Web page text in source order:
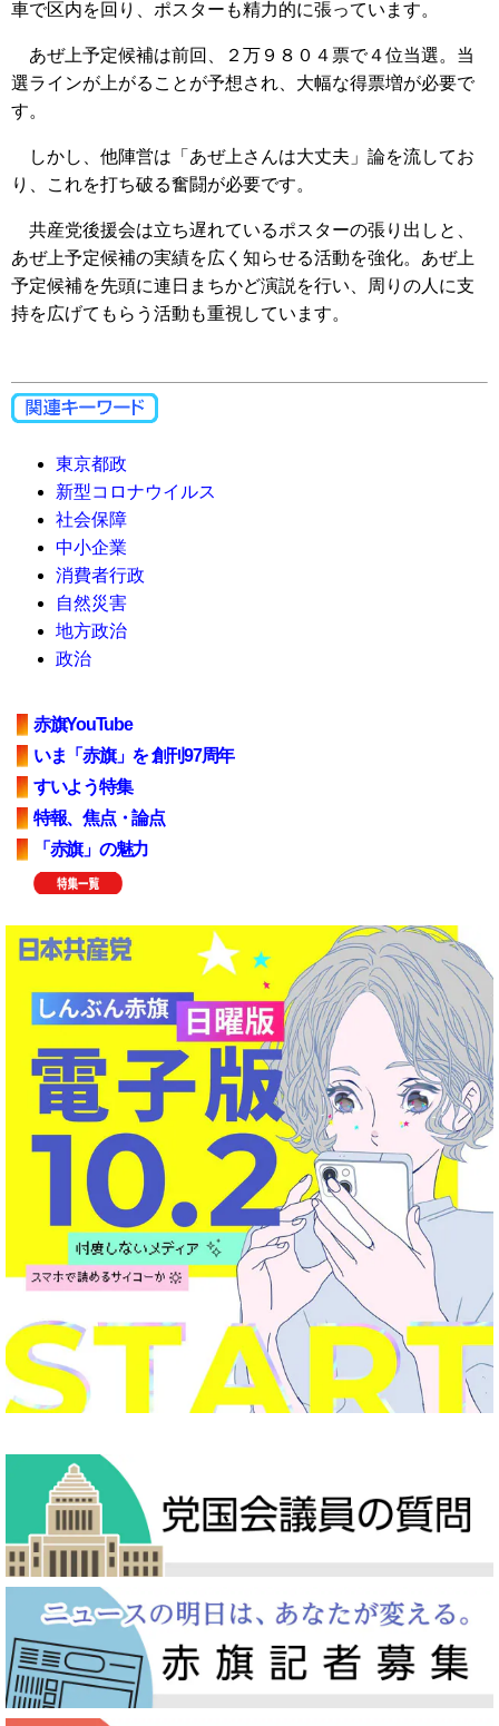
車で区内を回り、ポスターも精力的に張っています。
あぜ上予定候補は前回、２万９８０４票で４位当選。当
選ラインが上がることが予想され、大幅な得票増が必要で
す。
しかし、他陣営は「あぜ上さんは大丈夫」論を流してお
り、これを打ち破る奮闘が必要です。
共産党後援会は立ち遅れているポスターの張り出しと、
あぜ上予定候補の実績を広く知らせる活動を強化。あぜ上
予定候補を先頭に連日まちかど演説を行い、周りの人に支
持を広げてもらう活動も重視しています。
東京都政
新型コロナウイルス
社会保障
中小企業
消費者行政
自然災害
地方政治
政治
赤旗YouTube
いま「赤旗」を 創刊97周年
すいよう特集
特報、焦点・論点
「赤旗」の魅力